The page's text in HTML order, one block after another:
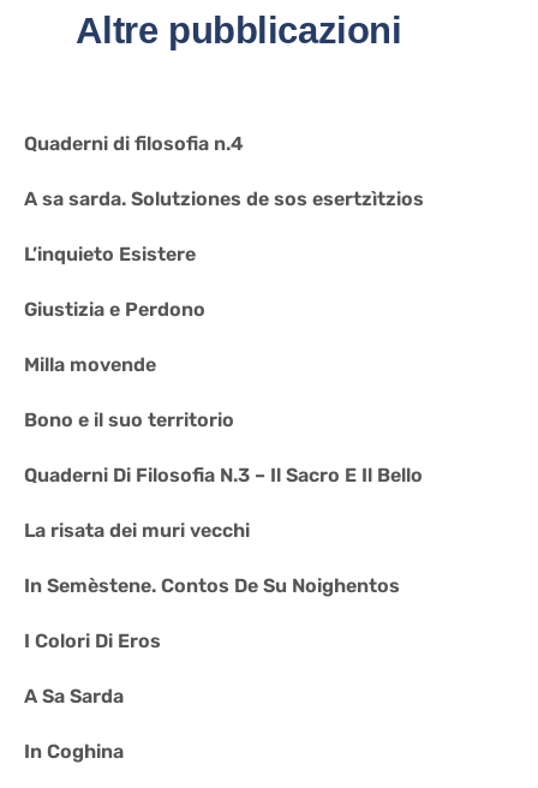
Altre pubblicazioni
Quaderni di filosofia n.4
A sa sarda. Solutziones de sos esertzìtzios
L’inquieto Esistere
Giustizia e Perdono
Milla movende
Bono e il suo territorio
Quaderni Di Filosofia N.3 – Il Sacro E Il Bello
La risata dei muri vecchi
In Semèstene. Contos De Su Noighentos
I Colori Di Eros
A Sa Sarda
In Coghina